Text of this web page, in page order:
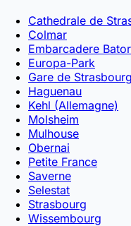
Cathedrale de
Colmar
Embarcadere
Europa-Park
Gare de Strasbourg
Haguenau
Kehl (Allemagne)
Molsheim
Mulhouse
Obernai
Petite France
Saverne
Selestat
Strasbourg
Wissembourg